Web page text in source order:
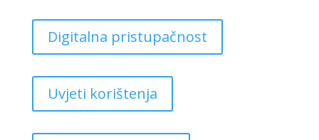
Digitalna pristupačnost
Uvjeti korištenja